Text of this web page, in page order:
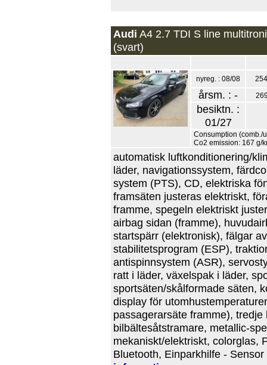
Audi A4 2.7 TDI S line
(svart)
nyreg. : 08/08
årsm. : -
besiktn. :
01/27
Consumption (comb./
Co2 emission: 167 g/
automatisk luftkonditionering/
läder, navigationssystem,
system (PTS), CD, elektriska
framsäten justeras elektriskt,
framme, spegeln elektriskt
airbag sidan (framme),
startspärr (elektronisk), fälgar
stabilitetsprogram (ESP),
antispinnsystem (ASR),
ratt i läder, växelspak i läder,
sportsäten/skålformade säten,
display för
passagerarsäte framme),
bilbältesåtstramare, metallic-
mekaniskt/elektriskt, colorglas,
Bluetooth, Einparkhilfe -